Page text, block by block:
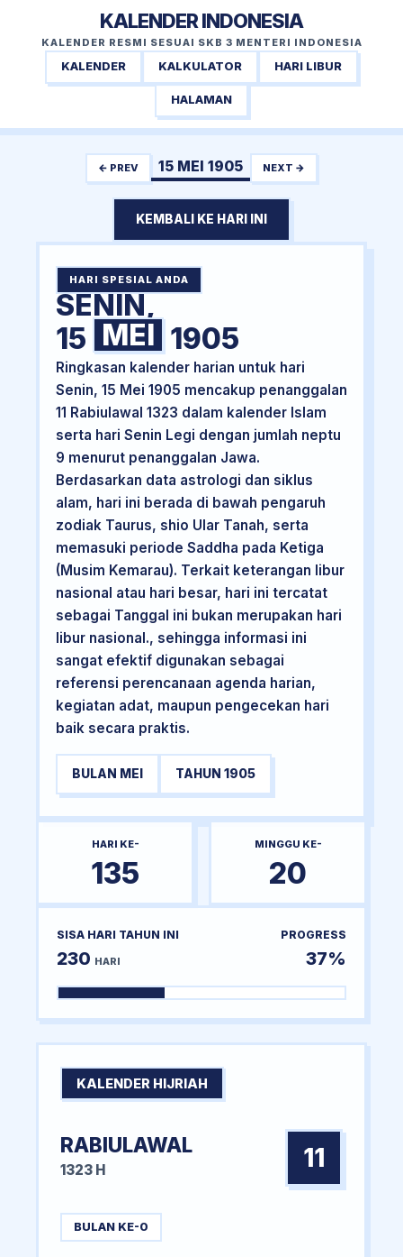
KALENDER INDONESIA
KALENDER RESMI SESUAI SKB 3 MENTERI INDONESIA
KALENDER KALKULATOR HARI LIBUR
HALAMAN
← PREV 15 MEI 1905 NEXT →
KEMBALI KE HARI INI
HARI SPESIAL ANDA
SENIN,
15 MEI 1905
Ringkasan kalender harian untuk hari
Senin, 15 Mei 1905 mencakup penanggalan
11 Rabiulawal 1323 dalam kalender Islam
serta hari Senin Legi dengan jumlah neptu
9 menurut penanggalan Jawa.
Berdasarkan data astrologi dan siklus
alam, hari ini berada di bawah pengaruh
zodiak Taurus, shio Ular Tanah, serta
memasuki periode Saddha pada Ketiga
(Musim Kemarau). Terkait keterangan libur
nasional atau hari besar, hari ini tercatat
sebagai Tanggal ini bukan merupakan hari
libur nasional., sehingga informasi ini
sangat efektif digunakan sebagai
referensi perencanaan agenda harian,
kegiatan adat, maupun pengecekan hari
baik secara praktis.
BULAN MEI TAHUN 1905
HARI KE-
135
MINGGU KE-
20
SISA HARI TAHUN INI
230 HARI
PROGRESS
37%
KALENDER HIJRIAH
RABIULAWAL
1323 H 11
BULAN KE-0